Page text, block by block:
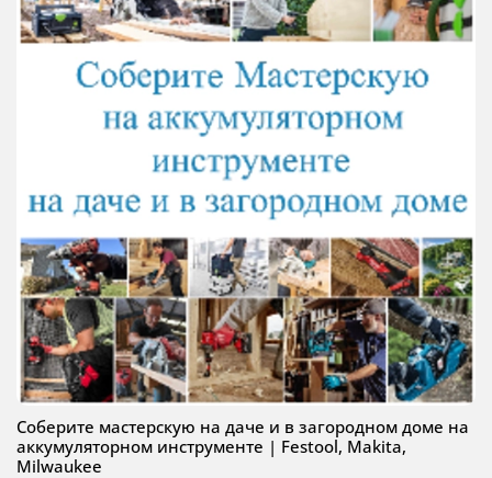
Соберите мастерскую на даче и в загородном доме на
аккумуляторном инструменте | Festool, Makita,
Milwaukee